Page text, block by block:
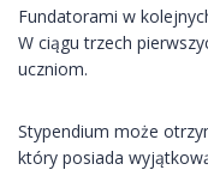
Fundatorami w
W ciągu trzech
uczniom.
Stypendium może
który posiada